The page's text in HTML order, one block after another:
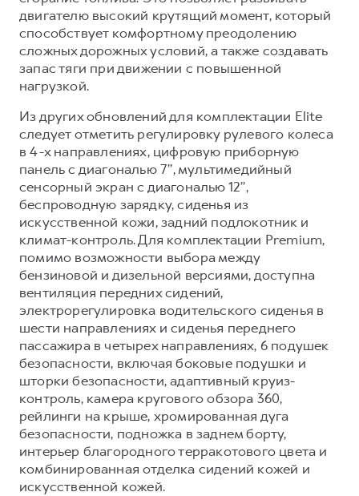
двигателю высокий крутящий момент, который
способствует комфортному преодолению
сложных дорожных условий, а также создавать
запас тяги при движении с повышенной
нагрузкой.
Из других обновлений для комплектации Elite
следует отметить регулировку рулевого колеса
в 4-х направлениях, цифровую приборную
панель с диагональю 7’’, мультимедийный
сенсорный экран с диагональю 12’’,
беспроводную зарядку, сиденья из
искусственной кожи, задний подлокотник и
климат-контроль. Для комплектации Premium,
помимо возможности выбора между
бензиновой и дизельной версиями, доступна
вентиляция передних сидений,
электрорегулировка водительского сиденья в
шести направлениях и сиденья переднего
пассажира в четырех направлениях, 6 подушек
безопасности, включая боковые подушки и
шторки безопасности, адаптивный круиз-
контроль, камера кругового обзора 360,
рейлинги на крыше, хромированная дуга
безопасности, подножка в заднем борту,
интерьер благородного терракотового цвета и
комбинированная отделка сидений кожей и
искусственной кожей.